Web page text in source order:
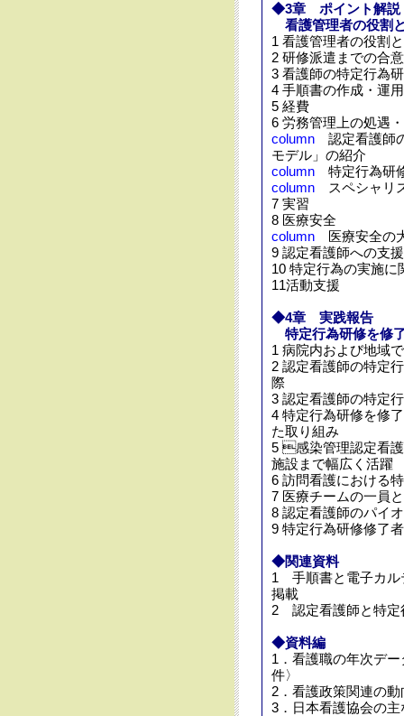
◆3章 ポイント解説
看護管理者の役割
1 看護管理者の役割
2 研修派遣までの合
3 看護師の特定行為
4 手順書の作成・運
5 経費
6 労務管理上の処遇
column 認定看護師
モデル」の紹介
column 特定行為研
column スペシャリ
7 実習
8 医療安全
column 医療安全の
9 認定看護師への支
10 特定行為の実施に
11活動支援
◆4章 実践報告
特定行為研修を修
1 病院内および地域
2 認定看護師の特定
際
3 認定看護師の特定
4 特定行為研修を修
た取り組み
5 感染管理認定看
施設まで幅広く活躍
6 訪問看護における
7 医療チームの一員
8 認定看護師のパイ
9 特定行為研修修了
◆関連資料
1 手順書と電子カ
掲載
2 認定看護師と特定
◆資料編
1．看護職の年次デ
件〉
2．看護政策関連の
3．日本看護協会の